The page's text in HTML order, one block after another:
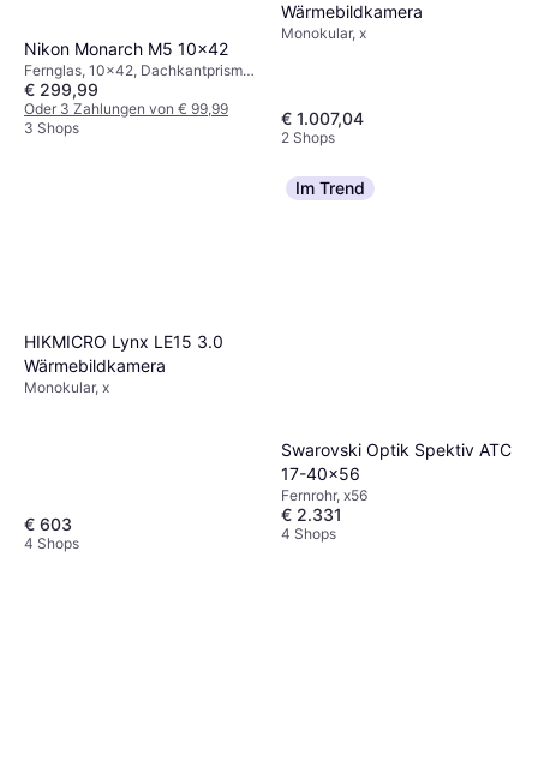
Nikon Monarch M5 10x42
Fernglas, 10x42, Dachkantprisma,
Beschlagsicher, Mehrfach
Beschichtet
€ 299,99
Oder 3 Zahlungen von € 99,99
3 Shops
Wärmebildkamera
Monokular, x
€ 1.007,04
2 Shops
HIKMICRO Lynx LE15 3.0
Wärmebildkamera
Monokular, x
€ 603
4 Shops
Im Trend
Swarovski Optik Spektiv ATC
17-40x56
Fernrohr, x56
€ 2.331
4 Shops